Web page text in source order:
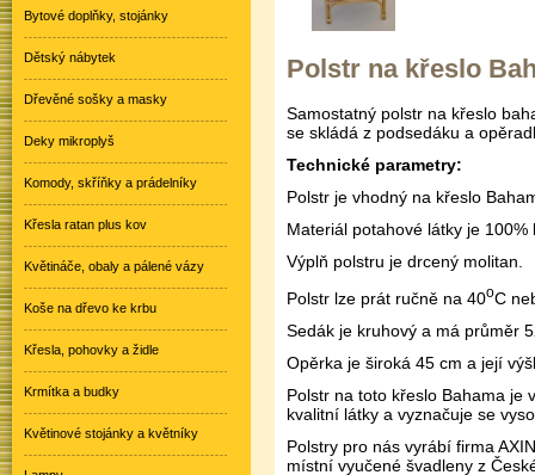
Polstr na křeslo
Samostatný polstr na křeslo
se skládá z podsedáku a
Technické parametry:
Polstr je vhodný na křeslo
Materiál potahové látky je 100%
Výplň polstru je drcený molitan.
Polstr lze prát ručně na 40oC
Sedák je kruhový a má průměr
Opěrka je široká 45 cm a její
Polstr na toto křeslo Bahama je
kvalitní látky a vyznačuje se
Polstry pro nás vyrábí firma
místní vyučené švadleny z
Bytové doplňky, stojánky
Dětský nábytek
Dřevěné sošky a masky
Deky mikroplyš
Komody, skříňky a prádelníky
Křesla ratan plus kov
Květináče, obaly a pálené vázy
Koše na dřevo ke krbu
Křesla, pohovky a židle
Krmítka a budky
Květinové stojánky a květníky